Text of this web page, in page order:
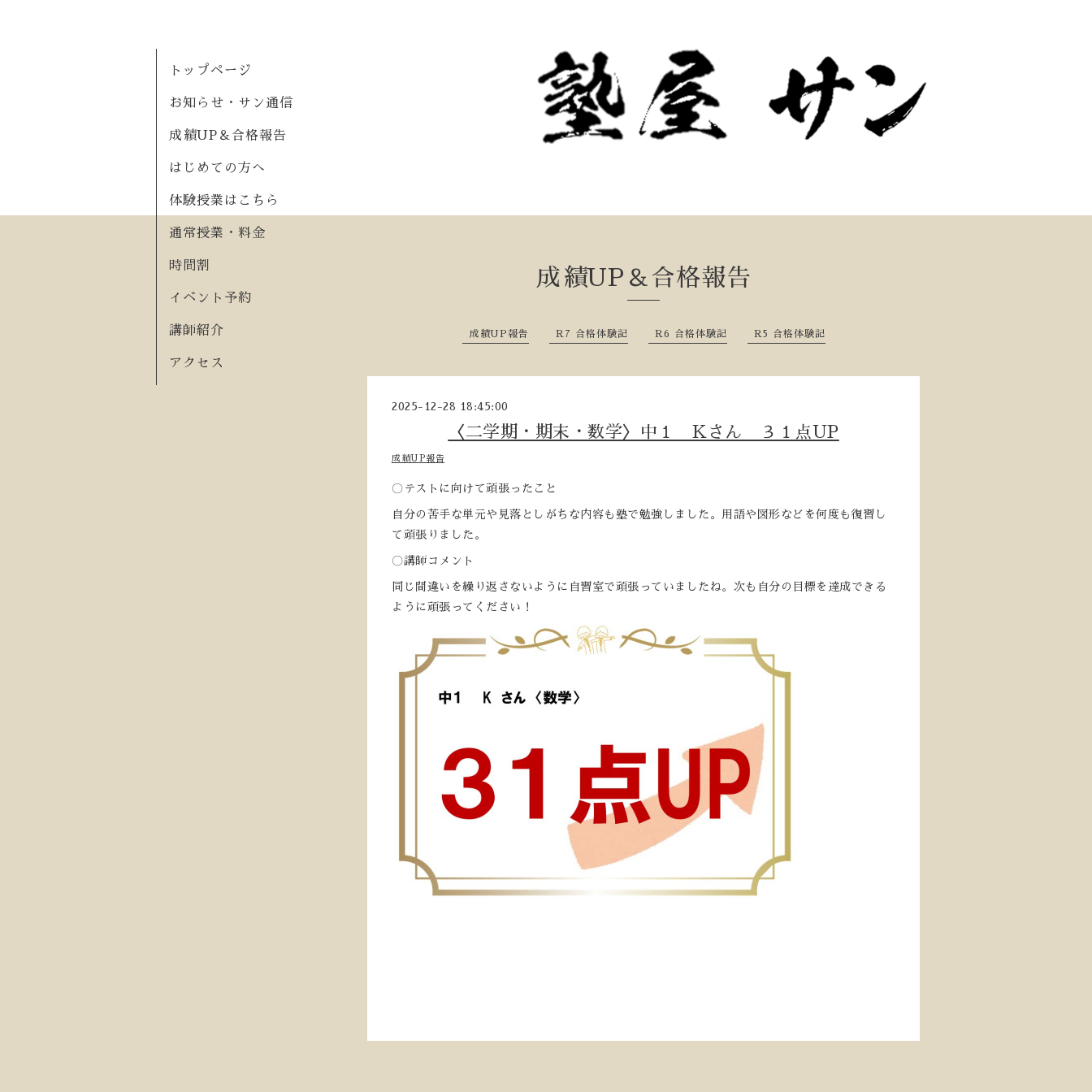
トップページ
お知らせ・サン通信
成績UP＆合格報告
はじめての方へ
体験授業はこちら
通常授業・料金
時間割
イベント予約
講師紹介
アクセス
成績UP＆合格報告
成績UP報告 R7 合格体験記 R6 合格体験記 R5 合格体験記
2025-12-28 18:45:00
〈二学期・期末・数学〉中１ Kさん ３１点UP
成績UP報告
〇テストに向けて頑張ったこと
自分の苦手な単元や見落としがちな内容も塾で勉強しました。用語や図形などを何度も復習し
て頑張りました。
〇講師コメント
同じ間違いを繰り返さないように自習室で頑張っていましたね。次も自分の目標を達成できる
ように頑張ってください！